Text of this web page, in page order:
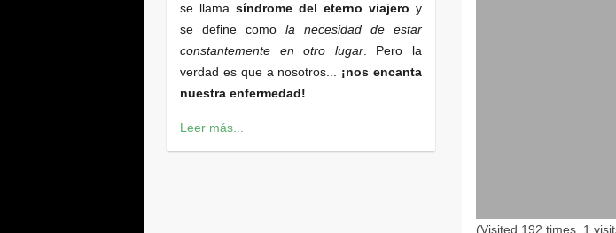
se llamasíndrome del eterno viajero y
se define comola necesidad de estar
constantemente en otro lugar. Pero la
verdad es que a nosotros... ¡nos encanta
nuestra enfermedad!
Leer más...